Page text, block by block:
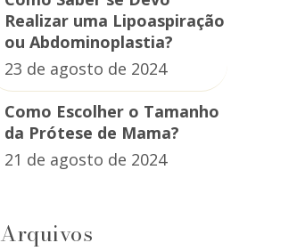
Realizar uma Lipoaspiração
ou Abdominoplastia?
23 de agosto de 2024
Como Escolher o Tamanho
da Prótese de Mama?
21 de agosto de 2024
Arquivos